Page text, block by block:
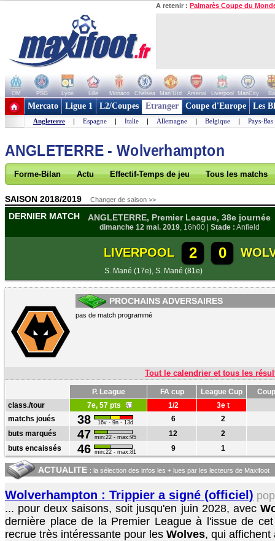
A retenir : Palmarès Coupe du
OM PSG Lyon Lille Monaco Chelsea Man Utd Arsenal Liverpool ManCity
+ de clubs
Mercato Ligue 1 L2/Coupes Etranger Coupe d'Europe Les
Angleterre | Espagne | Italie | Allemagne | Belgique | Pays-Bas
ANGLETERRE - Wolverhampton
Forme-Bilan Actu Effectif-Temps de jeu Tous les matchs
SAISON 2018/2019 Changer de saison >>
DERNIER MATCH ANGLETERRE, Premier League, 38e journée
dimanche 12 mai. 2019, 16h00 | Stade : Anfield
LIVERPOOL 2 0
S. Mané (17e), S. Mané (81e)
PROCHAINS ADVERSAIRES
pas de match programmé
Tout le calendrier et tous les
P. League FA cup League Cup
class./tour
7e, 57 pts 1/2
3e t
matchs joués
38 16v - 9n - 13d 6
2
buts marqués
47 min:22 - max:95 12
2
buts encaissés
46 min:22 - max:81 9 1
ACTUALITE : la sélection des infos les + lues par les lecteurs de Maxifoot
Wolverhampton : Trippier a signé (officiel)
... pour deux saisons, soit jusqu'en juin 2028, avec
dernière place de la Premier League à l'issue de
recrue très intéressante pour les Wolves, qui affichent